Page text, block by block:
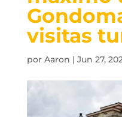
visitas
por Aaron | Jun 27,